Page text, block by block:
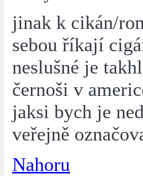
jinak k cikán/
sebou říkají
neslušné je
černoši v
jaksi bych je
veřejně
Nahoru